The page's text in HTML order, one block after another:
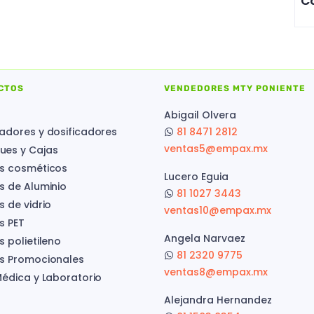
y dosificadores
y Cajas
cosméticos
de Aluminio
de vidrio
PET
polietileno
Promocionales
y Laboratorio
VENDEDORES MTY PONIENTE
Abigail Olvera
81 8471 2812
ventas5@empax.mx
Lucero Eguia
81 1027 3443
ventas10@empax.mx
Angela Narvaez
81 2320 9775
ventas8@empax.mx
Alejandra Hernandez